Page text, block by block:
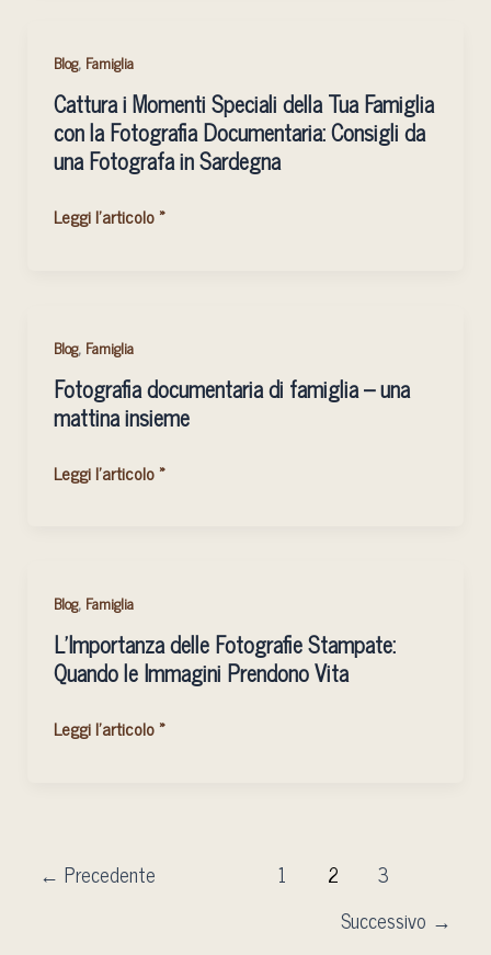
Blog, Famiglia
Cattura i Momenti Speciali della Tua Famiglia
con la Fotografia Documentaria: Consigli da
una Fotografa in Sardegna
Cattura
Momenti
Speciali
della
Tua
Famiglia
Documentaria:
Consigli
da
una
Fotografa
in
Leggi l'articolo »
Blog, Famiglia
Fotografia documentaria di famiglia – una
mattina insieme
Fotografia
documentaria
di
famiglia
una
Leggi l'articolo »
Blog, Famiglia
L’Importanza delle Fotografie Stampate:
Quando le Immagini Prendono Vita
L’Importanza
delle
Fotografie
Stampate:
Quando
le
Leggi l'articolo »
← Precedente 1 2
3
Successivo →